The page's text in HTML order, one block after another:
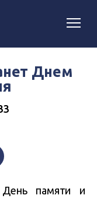
Днем
День памяти и